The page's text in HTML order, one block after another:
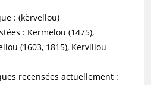
: (kèrvellou)
: Kermelou (1475),
(1603, 1815), Kervillou
recensées actuellement :